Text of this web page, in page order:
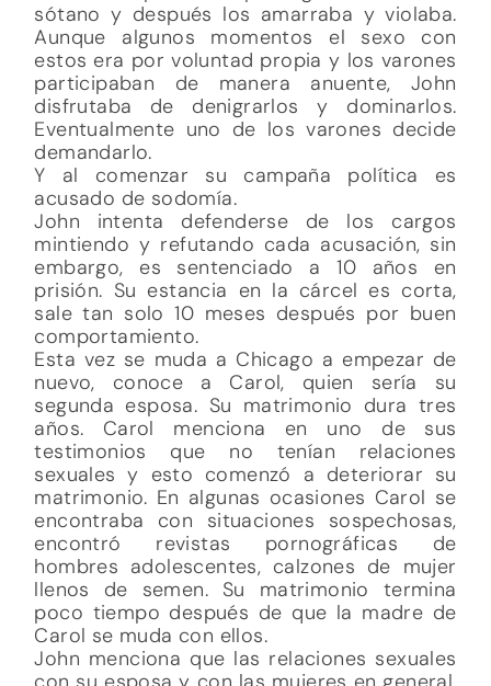
sótano y después los amarraba y violaba.
Aunque algunos momentos el sexo con
estos era por voluntad propia y los varones
participaban de manera anuente, John
disfrutaba de denigrarlos y dominarlos.
Eventualmente uno de los varones decide
demandarlo.
Y al comenzar su campaña política es
acusado de sodomía.
John intenta defenderse de los cargos
mintiendo y refutando cada acusación, sin
embargo, es sentenciado a 10 años en
prisión. Su estancia en la cárcel es corta,
sale tan solo 10 meses después por buen
comportamiento.
Esta vez se muda a Chicago a empezar de
nuevo, conoce a Carol, quien sería su
segunda esposa. Su matrimonio dura tres
años. Carol menciona en uno de sus
testimonios que no tenían relaciones
sexuales y esto comenzó a deteriorar su
matrimonio. En algunas ocasiones Carol se
encontraba con situaciones sospechosas,
encontró revistas pornográficas de
hombres adolescentes, calzones de mujer
llenos de semen. Su matrimonio termina
poco tiempo después de que la madre de
Carol se muda con ellos.
John menciona que las relaciones sexuales